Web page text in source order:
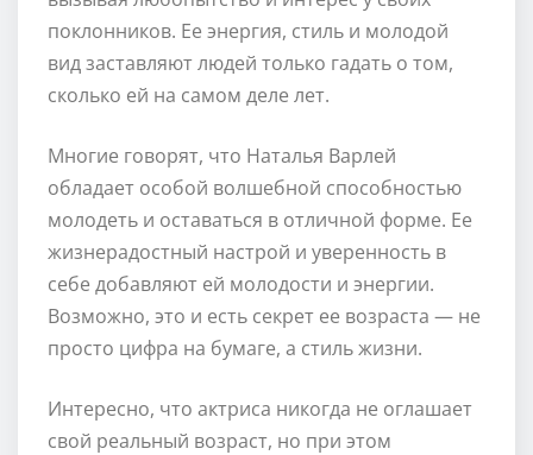
поклонников. Ее энергия, стиль и молодой
вид заставляют людей только гадать о том,
сколько ей на самом деле лет.
Многие говорят, что Наталья Варлей
обладает особой волшебной способностью
молодеть и оставаться в отличной форме. Ее
жизнерадостный настрой и уверенность в
себе добавляют ей молодости и энергии.
Возможно, это и есть секрет ее возраста — не
просто цифра на бумаге, а стиль жизни.
Интересно, что актриса никогда не оглашает
свой реальный возраст, но при этом